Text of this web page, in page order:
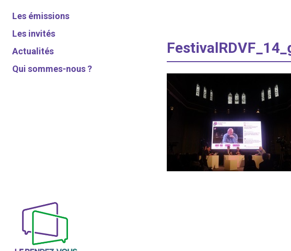
Les émissions
Les invités
Actualités
Qui sommes-nous ?